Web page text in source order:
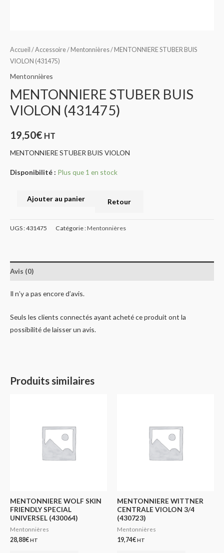
Accueil /Accessoire/ Mentonnières/ MENTONNIERE STUBER BUIS
VIOLON (431475)
Mentonnières
MENTONNIERE STUBER BUIS
VIOLON (431475)
19,50€ HT
MENTONNIERE STUBER BUIS VIOLON
Disponibilité : Plus que 1 en stock
Ajouter au panier Retour
UGS :431475 Catégorie :Mentonnières
Avis (0)
Il n’y a pas encore d’avis.
Seuls les clients connectés ayant acheté ce produit ont la
possibilité de laisser un avis.
Produits similaires
MENTONNIERE WOLF SKIN
FRIENDLY SPECIAL
UNIVERSEL (430064)
Mentonnières
28,88€HT
MENTONNIERE WITTNER
CENTRALE VIOLON 3/4
(430723)
Mentonnières
19,74€HT